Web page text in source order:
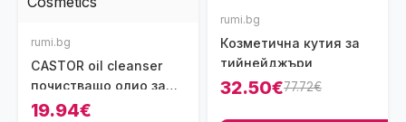
rumi.bg
CASTOR oil cleanser
почистващо олио за
лице
19.94€
rumi.bg
Козметична кутия за
тийнейджъри
32.50€77.72€